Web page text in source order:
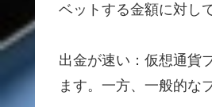
ベットする金額に対し
出金が速い：仮想通貨
ます。一方、一般的な